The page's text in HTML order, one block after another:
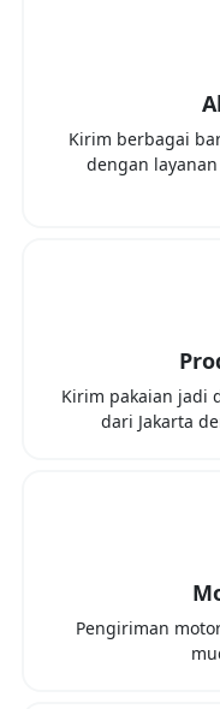
Kirim berbagai
dengan
Kirim pakaian jadi
dari Jakarta
Pengiriman